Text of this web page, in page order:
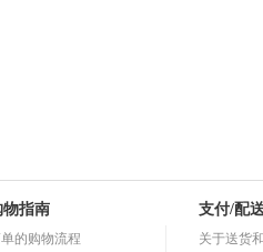
物指南
的购物流程
支付/配
关于送货